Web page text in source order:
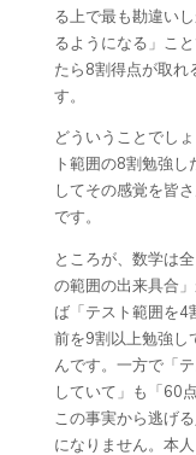
る上で最も勘違い
るようになる」こ
たら8割得点が取れ
す。
どういうことでし
ト範囲の8割勉強
してその感覚を皆
です。
ところが、数学は
の範囲の出来具合
ば「テスト範囲を4
前を9割以上勉強し
んです。一方で「
していて」も「60
この事実から逃げ
になりません。本